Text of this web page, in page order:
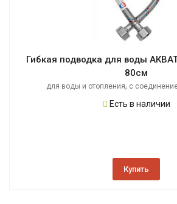
Гибкая подводка для воды
80см
для воды и отопления, с
Есть в наличии
Купить